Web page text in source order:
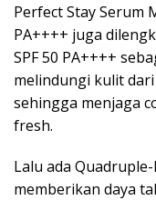
Perfect Stay Serum
PA++++ juga
SPF 50 PA++++
melindungi kulit
sehingga menjaga
fresh.
Lalu ada
memberikan daya